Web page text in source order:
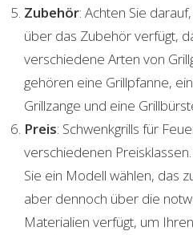
Zubehör: Achten Sie
über das Zubehör verfügt,
verschiedene Arten von
gehören eine Grillpfanne,
Grillzange und eine
Preis: Schwenkgrills für
verschiedenen
Sie ein Modell wählen, das
aber dennoch über die
Materialien verfügt, um